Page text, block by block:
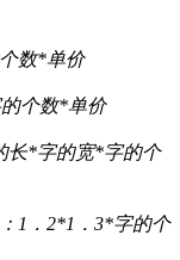
数*单价
个数*单价
长*字的宽*字的个
1．2*1．3*字的个